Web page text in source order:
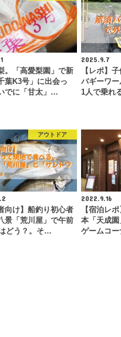
。「高愛梨園」で新
葉K3号」に出会っ
でに「甘太」…
2025.9.7
【レポ】
バギーワ
1人で乗れ
アウトドア
向け】船釣り初心者
景「荒川屋」で午前
どう？。そ…
2022.9.16
【宿泊レ
本「天成園
ゲームコー